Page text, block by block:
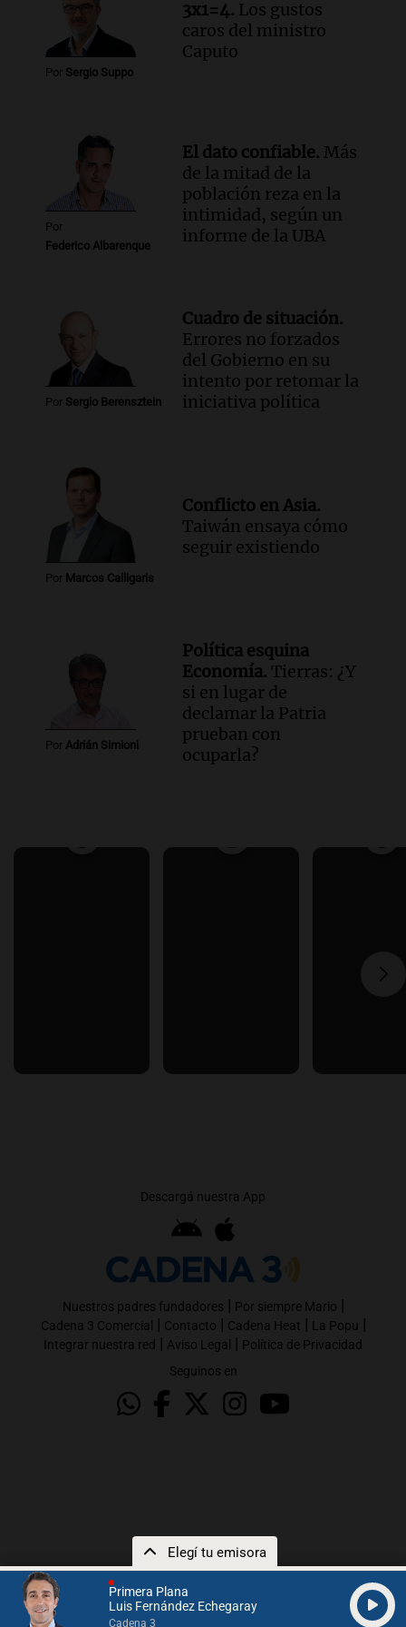
Primera Plana
Luis Fernández Echegaray
Cadena 3
Elegí tu emisora
agua entra por donde menos
imaginamos"
Una Mañana para todos Rosario
Episodios
Por Sergio Suppo
3x1=4. Los gustos
caros del ministro
Caputo
Por
Federico Albarenque
El dato confiable. Más
de la mitad de la
población reza en la
intimidad, según un
informe de la UBA
Por Sergio Berensztein
Cuadro de situación.
Errores no forzados
del Gobierno en su
intento por retomar la
iniciativa política
Por Marcos Calligaris
Conflicto en Asia.
Taiwán ensaya cómo
seguir existiendo
Por Adrián Simioni
Política esquina
Economía. Tierras: ¿Y
si en lugar de
declamar la Patria
prueban con
ocuparla?
Descargá nuestra App
Nuestros padres fundadores | Por siempre Mario |
Cadena 3 Comercial | Contacto | Cadena Heat | La Popu |
Integrar nuestra red | Aviso Legal | Política de Privacidad
Seguinos en